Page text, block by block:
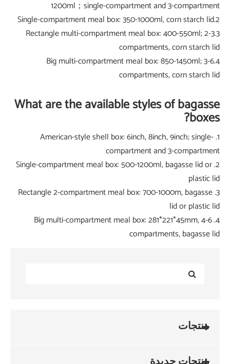
What
1.
2. Single-
3. Rectangle
4. Big